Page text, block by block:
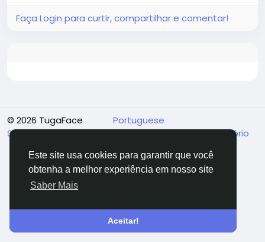
Este site usa cookies para garantir que você
obtenha a melhor experiência em nosso site
Saber Mais
Aceitar!
Faça Login para curtir, compartilhar e comentar!
© 2026 TugaFace
Portuguese
Sobre Termos Privacidade Fale Conosco Diretório